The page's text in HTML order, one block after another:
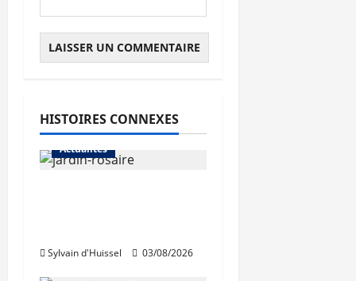
HISTOIRES CONNEXES
Actualités
Sylvain d'Huissel 03/08/2026